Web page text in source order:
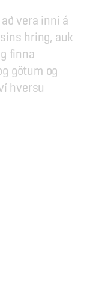
vera inni á
hring, auk
finna
götum og
hversu